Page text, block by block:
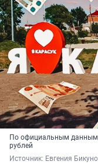
По официальным
рублей
Источник: Евгения